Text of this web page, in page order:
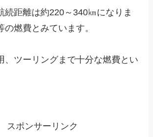
続距離は約220～340㎞になりま
の燃費とみています。
、ツーリングまで十分な燃費とい
スポンサーリンク